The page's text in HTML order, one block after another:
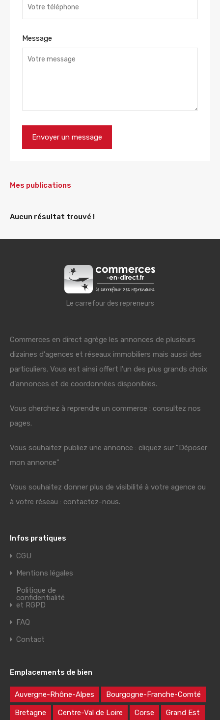
Message
Mes publications
Aucun résultat trouvé !
Le carrefour des repreneurs
Commerces en direct agrège les annonces de plusieurs
dizaines d'agences et réseaux immobiliers mais aussi des
particuliers. Vous est ainsi offert l'un des plus grands choix
d'annonces et de coordonnées disponibles.
Vous cherchez à reprendre un commerce : consultez nos
pages.
Vous souhaitez publiez une annonce : cliquez sur "Déposer
mon annonce"
Vous souhaitez donner plus de visibilité à votre agence ou
à votre réseau : contactez-nous.
Infos pratiques
CGU
Mentions légales
Politique de
confidentialité
et RGPD
FAQ
Contact
Emplacements de bien
Auvergne-Rhône-Alpes Bourgogne-Franche-Comté
Bretagne Centre-Val de Loire Corse Grand Est